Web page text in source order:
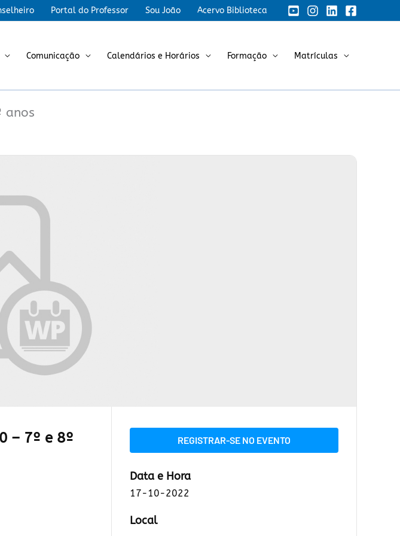
Portal do Professor Sou João Acervo Biblioteca
Comunicação Calendários e Horários Formação Matrículas
anos
– 7º e 8º
REGISTRAR-SE NO EVENTO
Data e Hora
17-10-2022
Local